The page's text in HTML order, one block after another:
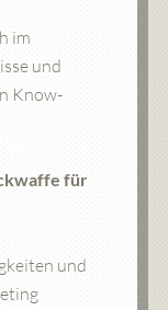
im
und
Know-
für
und